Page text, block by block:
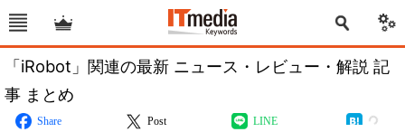
「iRobot」関連の最新 ニュース・レビュー・解説 記
事 まとめ
Share Post LINE